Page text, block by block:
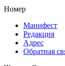
Номер
Манифест
Редакция
Адрес
Обратная